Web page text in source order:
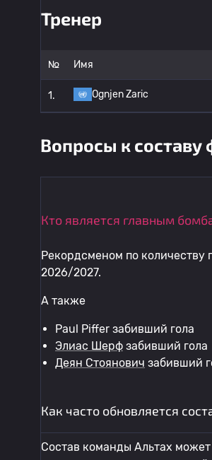
Тренер
№ Имя
1. Ognjen Zaric
Вопросы к составу
Кто является главным
Рекордсменом по количеству
2026/2027.
А также
Paul Piffer забивший гола
Элиас Шерф забивший гола
Деян Стоянович забивший
Как часто обновляется
Состав команды Альтах